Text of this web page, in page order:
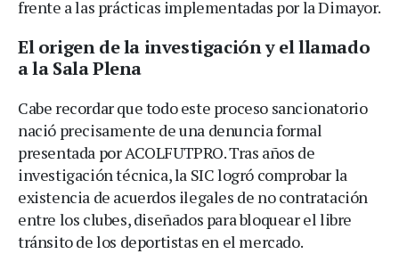
frente a las prácticas implementadas por la Dimayor.
El origen de la investigación y el llamado
a la Sala Plena
Cabe recordar que todo este proceso sancionatorio
nació precisamente de una denuncia formal
presentada por ACOLFUTPRO. Tras años de
investigación técnica, la SIC logró comprobar la
existencia de acuerdos ilegales de no contratación
entre los clubes, diseñados para bloquear el libre
tránsito de los deportistas en el mercado.